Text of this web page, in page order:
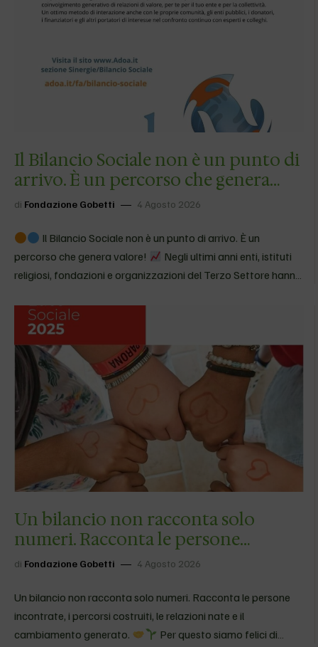
ＦＲＡＮＣＥＳＣＯＮＯＬＩＭＩＴＳ donando qui
…
Il Bilancio Sociale non è un punto di
arrivo. È un percorso che genera
valore!…
di Fondazione Gobetti 4 Agosto 2026
Il Bilancio Sociale non è un punto di arrivo. È un
percorso che genera valore!
Negli ultimi anni enti, istituti
religiosi, fondazioni e organizzazioni del Terzo Settore hanno
Sociale…
Un bilancio non racconta solo
numeri. Racconta le persone
incontrate, i percorsi…
di Fondazione Gobetti 4 Agosto 2026
Un bilancio non racconta solo numeri. Racconta le persone
incontrate, i percorsi costruiti, le relazioni nate e il
cambiamento generato.
Per questo siamo felici di